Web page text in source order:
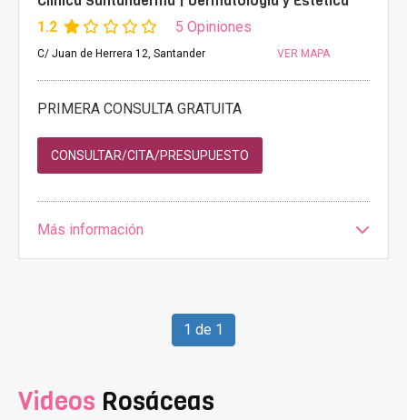
1.2 5 Opiniones
C/ Juan de Herrera 12, Santander VER MAPA
PRIMERA CONSULTA GRATUITA
CONSULTAR/CITA/PRESUPUESTO
Más información
1 de 1
Videos Rosáceas